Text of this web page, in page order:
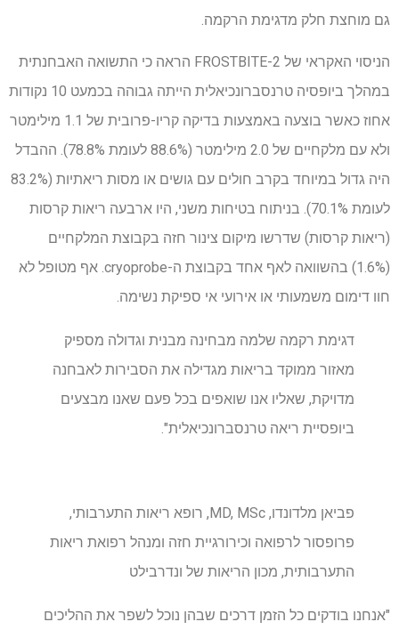
גם מוחצת חלק מדגימת הרקמה.
הניסוי האקראי של FROSTBITE-2
הראה כי התשואה האבחנתית
במהלך ביופסיה טרנסברונכיאלית הייתה גבוהה בכמעט 10 נקודות
אחוז כאשר בוצעה באמצעות בדיקה קריו-פרובית של 1.1 מילימטר
ולא עם מלקחיים של 2.0 מילימטר (88.6% לעומת 78.8%). ההבדל
היה גדול במיוחד בקרב חולים עם גושים או מסות ריאתיות (83.2%
לעומת 70.1%). בניתוח בטיחות משני, היו ארבעה ריאות קרסות
(ריאות קרסות) שדרשו מיקום צינור חזה בקבוצת המלקחיים
(1.6%) בהשוואה לאף אחד בקבוצת ה-cryoprobe. אף מטופל לא
חוו דימום משמעותי או אירועי אי ספיקת נשימה.
דגימת רקמה שלמה מבחינה מבנית וגדולה מספיק
מאזור ממוקד בריאות מגדילה את הסבירות לאבחנה
מדויקת, שאליו אנו שואפים בכל פעם שאנו מבצעים
ביופסיית ריאה טרנסברונכיאלית".
פביאן מלדונדו, MD, MSc, רופא ריאות התערבותי,
פרופסור לרפואה וכירורגיית חזה ומנהל רפואת ריאות
התערבותית, מכון הריאות של ונדרבילט
"אנחנו בודקים כל הזמן דרכים שבהן נוכל לשפר את ההליכים